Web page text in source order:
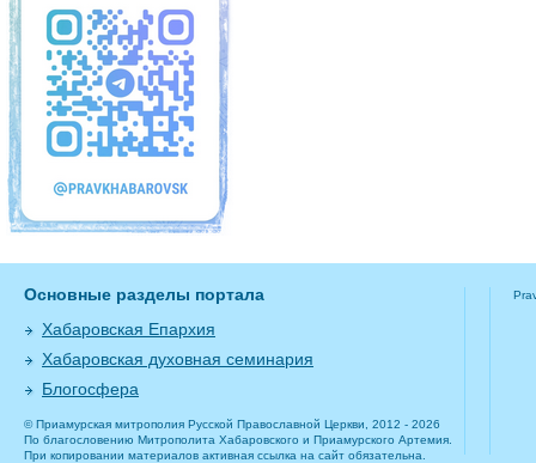
Основные разделы портала
Хабаровская Епархия
Хабаровская духовная семинария
Блогосфера
© Приамурская митрополия Русской Православной Церкви, 2012 - 2026
По благословению Митрополита Хабаровского и Приамурского Артемия.
При копировании материалов активная ссылка на сайт обязательна.